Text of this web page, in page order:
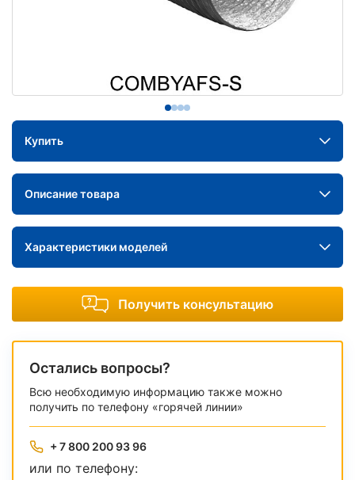
Купить
Описание товара
Характеристики моделей
Получить консультацию
Остались вопросы?
Всю необходимую информацию также можно
получить по телефону «горячей линии»
+ 7 800 200 93 96
или по телефону: